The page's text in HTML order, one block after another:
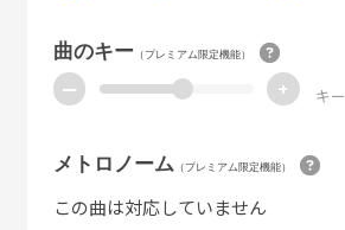
曲のキー（プレミアム限定機能）
ー + キー
メトロノーム （プレミアム限定機能）
この曲は対応していません